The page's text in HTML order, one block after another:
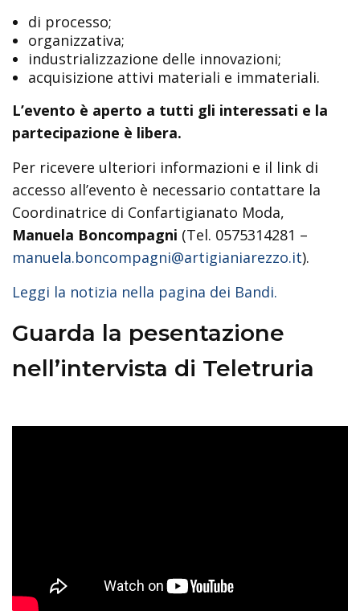
di processo;
organizzativa;
industrializzazione delle innovazioni;
acquisizione attivi materiali e immateriali.
L’evento è aperto a tutti gli interessati e la
partecipazione è libera.
Per ricevere ulteriori informazioni e il link di
accesso all’evento è necessario contattare la
Coordinatrice di Confartigianato Moda,
Manuela Boncompagni (Tel. 0575314281 –
manuela.boncompagni@artigianiarezzo.it).
Leggi la notizia nella pagina dei Bandi.
Guarda la pesentazione
nell’intervista di Teletruria